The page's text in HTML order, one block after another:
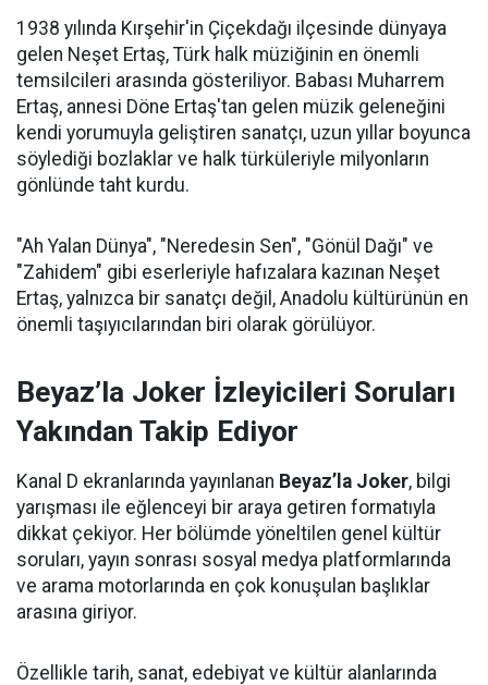
1938 yılında Kırşehir'in Çiçekdağı ilçesinde dünyaya
gelen Neşet Ertaş, Türk halk müziğinin en önemli
temsilcileri arasında gösteriliyor. Babası Muharrem
Ertaş, annesi Döne Ertaş'tan gelen müzik geleneğini
kendi yorumuyla geliştiren sanatçı, uzun yıllar boyunca
söylediği bozlaklar ve halk türküleriyle milyonların
gönlünde taht kurdu.
"Ah Yalan Dünya", "Neredesin Sen", "Gönül Dağı" ve
"Zahidem" gibi eserleriyle hafızalara kazınan Neşet
Ertaş, yalnızca bir sanatçı değil, Anadolu kültürünün en
önemli taşıyıcılarından biri olarak görülüyor.
Beyaz’la Joker İzleyicileri Soruları
Yakından Takip Ediyor
Kanal D ekranlarında yayınlanan Beyaz’la Joker, bilgi
yarışması ile eğlenceyi bir araya getiren formatıyla
dikkat çekiyor. Her bölümde yöneltilen genel kültür
soruları, yayın sonrası sosyal medya platformlarında
ve arama motorlarında en çok konuşulan başlıklar
arasına giriyor.
Özellikle tarih, sanat, edebiyat ve kültür alanlarında